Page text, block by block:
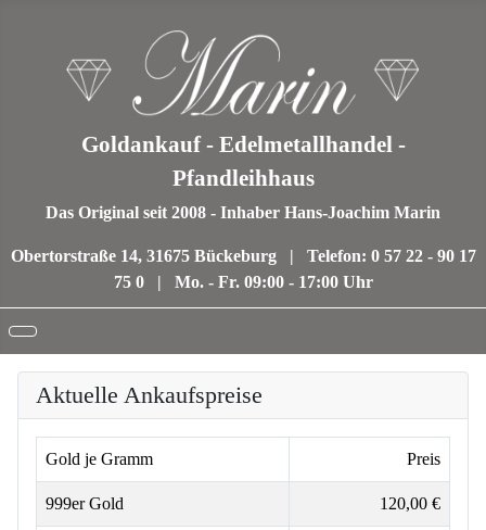
Goldankauf - Edelmetallhandel -
Pfandleihhaus
Das Original seit 2008 - Inhaber Hans-Joachim Marin
Obertorstraße 14, 31675 Bückeburg | Telefon: 0 57 22 - 90 17
75 0 | Mo. - Fr. 09:00 - 17:00 Uhr
Aktuelle Ankaufspreise
Gold je Gramm Preis
999er Gold 120,00 €